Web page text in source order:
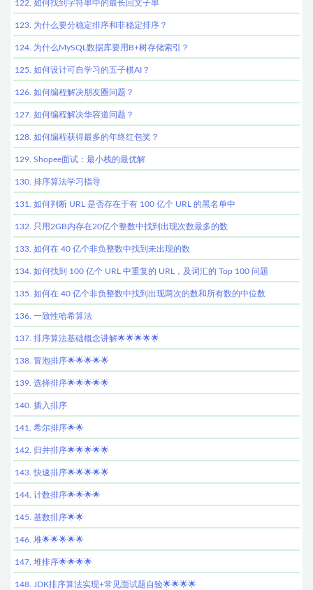
122. 如何找到字符串中的最长回文子串
123. 为什么要分稳定排序和非稳定排序？
124. 为什么MySQL数据库要用B+树存储索引？
125. 如何设计可自学习的五子棋AI？
126. 如何编程解决朋友圈问题？
127. 如何编程解决华容道问题？
128. 如何编程获得最多的年终红包奖？
129. Shopee面试：最小栈的最优解
130. 排序算法学习指导
131. 如何判断 URL 是否存在于有 100 亿个 URL 的黑名单中
132. 只用2GB内存在20亿个整数中找到出现次数最多的数
133. 如何在 40 亿个非负整数中找到未出现的数
134. 如何找到 100 亿个 URL 中重复的 URL，及词汇的 Top 100 问题
135. 如何在 40 亿个非负整数中找到出现两次的数和所有数的中位数
136. 一致性哈希算法
137. 排序算法基础概念讲解🌟🌟🌟🌟🌟
138. 冒泡排序🌟🌟🌟🌟🌟
139. 选择排序🌟🌟🌟🌟🌟
140. 插入排序
141. 希尔排序🌟🌟
142. 归并排序🌟🌟🌟🌟🌟
143. 快速排序🌟🌟🌟🌟🌟
144. 计数排序🌟🌟🌟🌟
145. 基数排序🌟🌟
146. 堆🌟🌟🌟🌟🌟
147. 堆排序🌟🌟🌟🌟
148. JDK排序算法实现+常见面试题自验🌟🌟🌟🌟